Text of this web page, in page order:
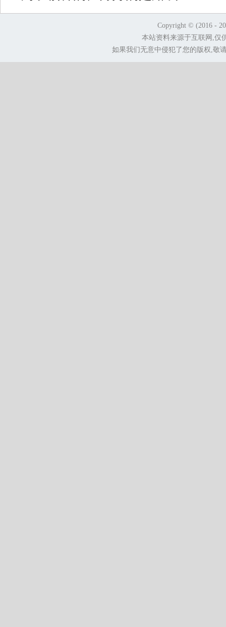
Copyright © (2016 -
本站资料来源于互联网,仅
如果我们无意中侵犯了您的版权,敬